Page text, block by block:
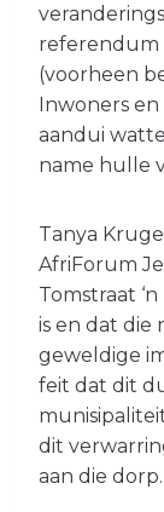
referendum
(voorheen
Inwoners en
aandui
name hulle
Tanya
AfriForum
Tomstraat
is en dat die
geweldige
feit dat dit
dit
aan die